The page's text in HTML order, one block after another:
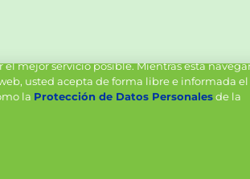
el mejor servicio posible. Mientras está
usted acepta de forma libre e informada el
la Protección de Datos Personalesde la